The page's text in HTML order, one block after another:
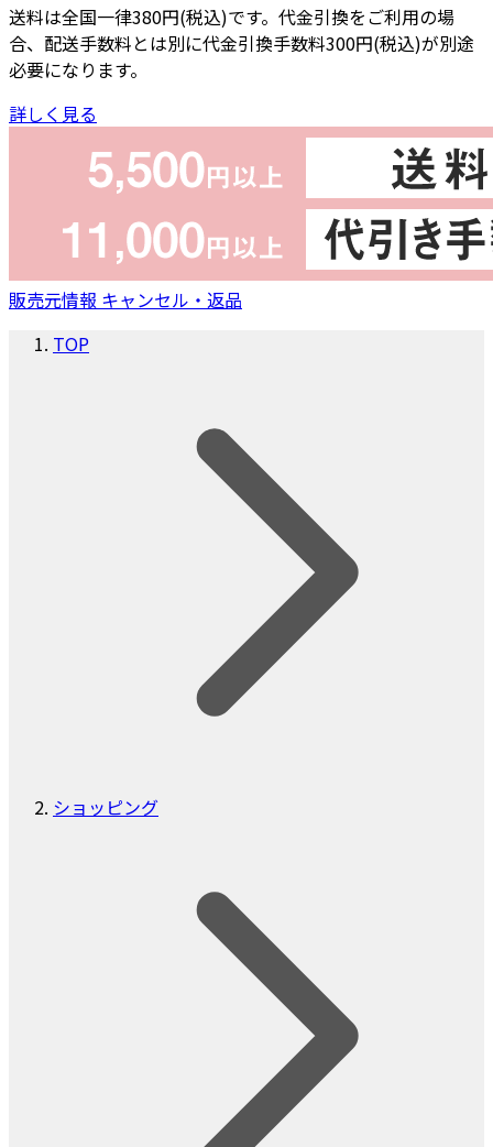
送料は全国一律380円(税込)です。代金引換をご利用の場
合、配送手数料とは別に代金引換手数料300円(税込)が別途
必要になります。
詳しく見る
販売元情報 キャンセル・返品
TOP
ショッピング